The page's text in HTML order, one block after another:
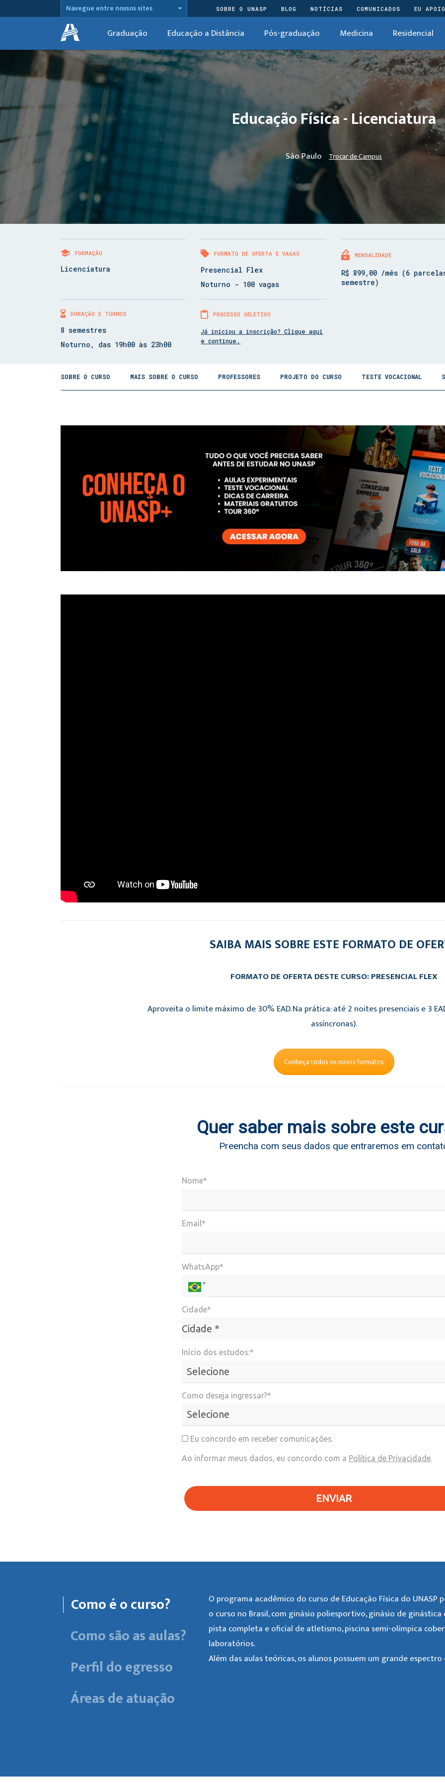
Navegue entre nossos sites SOBRE O UNASP BLOG NOTÍCIAS COMUNICADOS EU APOIO
Graduação Educação a Distância Pós-graduação Medicina Residencial
Educação Física - Licenciatura
São Paulo Trocar de Campus
FORMAÇÃO
Licenciatura
FORMATO DE OFERTA E VAGAS
Presencial Flex
Noturno - 100 vagas
MENSALIDADE
R$ 899,00 /mês (6
semestre)
DURAÇÃO E TURNOS
8 semestres
Noturno, das 19h00 às 23h00
PROCESSO SELETIVO
Já iniciou a inscrição? Clique aqui
e continue.
SOBRE O CURSO MAIS SOBRE O CURSO PROFESSORES PROJETO DO CURSO TESTE VOCACIONAL
SAIBA MAIS SOBRE ESTE FORMATO DE
FORMATO DE OFERTA DESTE CURSO: PRESENCIAL FLEX
Aproveita o limite máximo de 30% EAD. Na prática: até 2 noites presenciais e 3
assíncronas).
Conheça todos os novos formatos
Quer saber mais sobre este
Preencha com seus dados que entraremos em
Nome*
Email*
WhatsApp*
Cidade*
Cidade *
Cidade*
Início dos estudos:*
Como deseja ingressar?*
Eu concordo em receber comunicações.
Ao informar meus dados, eu concordo com a Política de Privacidade.
ENVIAR
Como é o curso?
Como são as aulas?
Perfil do egresso
Áreas de atuação
O programa acadêmico do curso de Educação Física do
o curso no Brasil, com ginásio poliesportivo, ginásio de
pista completa e oficial de atletismo, piscina semi-olímpica
laboratórios.
Além das aulas teóricas, os alunos possuem um grande